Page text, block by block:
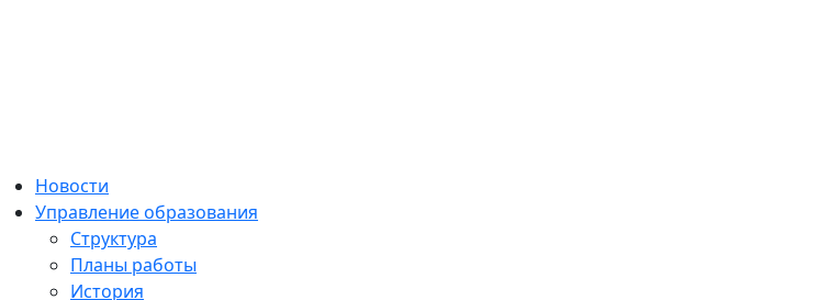
Новости
Управление образования
Структура
Планы работы
История